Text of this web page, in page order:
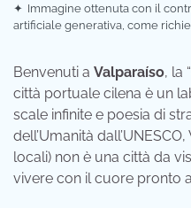
✦ Immagine ottenuta con il
artificiale generativa, come
Benvenuti a Valparaíso, la
città portuale cilena è un
scale infinite e poesia di
dell’Umanità
locali) non è una città da
vivere con il cuore pronto